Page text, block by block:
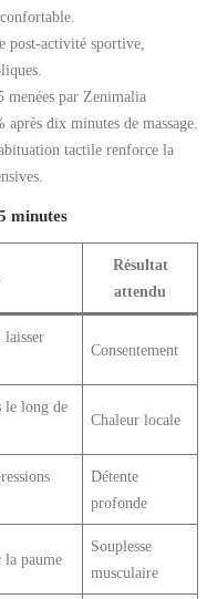
post-activité sportive,
menées par Zenimalia
dix minutes de massage.
tactile renforce la
minutes
Résultat
attendu
laisser
Consentement
le long de
Chaleur locale
Détente
profonde
la paume
Souplesse
musculaire